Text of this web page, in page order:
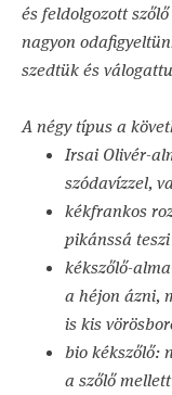
és feldolgozott
nagyon
szedtük és
A négy típus a
Irsai Olivér-
szódavízzel,
kékfrankos
pikánssá
kékszőlő-
a héjon ázni,
is kis
bio kékszőlő:
a szőlő